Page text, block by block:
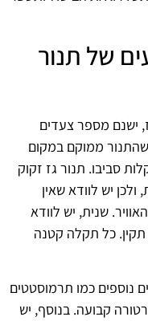
של תנור
ישנם מספר צעדים
ממוקם במקום
סביבו. תנור גז זקוק
יש לוודא שאין
שנית, יש לוודא
כל תקלה קטנה
נוספים כמו תרמוסטטים
קבועה. בנוסף, יש